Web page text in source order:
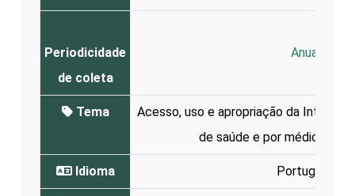
Periodicidade
de coleta
Anual
Tema
Acesso, uso e apropriação da
de saúde e por médicos e
Idioma Português